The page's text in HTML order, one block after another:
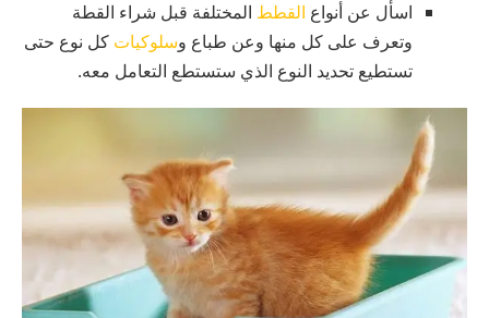
اسأل عن أنواع القطط المختلفة قبل شراء القطة
وتعرف على كل منها وعن طباع وسلوكيات كل نوع حتى
تستطيع تحديد النوع الذي ستستطع التعامل معه.